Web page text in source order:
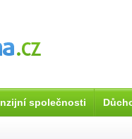
společnosti